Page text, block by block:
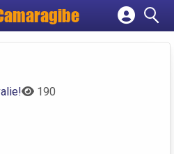
Cadastrar empresa
190